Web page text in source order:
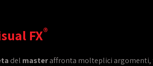
FX®
del masteraffronta molteplici